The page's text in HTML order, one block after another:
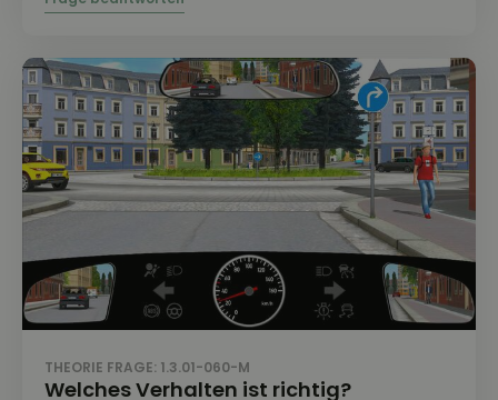
THEORIE FRAGE: 1.3.01-060-M
Welches Verhalten ist richtig?